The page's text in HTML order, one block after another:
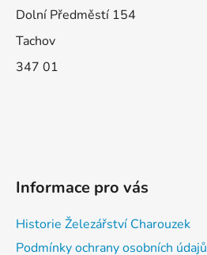
Dolní Předměstí 154
Tachov
347 01
Informace pro vás
Historie Železářství Charouzek
Podmínky ochrany osobních údajů